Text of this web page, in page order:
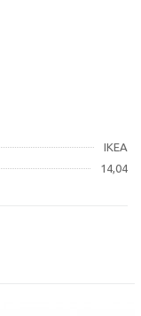
IKEA
14,04